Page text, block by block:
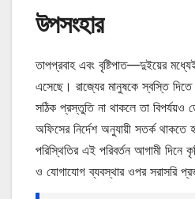
উপসংহার
তাপপ্রবাহ এবং বৃষ্টিপাত—দুইয়ের
এসেছে। রাজ্যের মানুষকে স্বস্তি
সঠিক প্রস্তুতি না থাকলে তা
অফিসের নির্দেশ অনুযায়ী সতর্ক থাকতে
পরিস্থিতির এই পরিবর্তন আগামী দিনে
ও যোগাযোগ ব্যবস্থার ওপর সরাসরি